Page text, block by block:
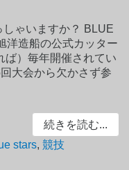
ゃいますか？ BLUE
洋造船の公式カッター
ば）毎年開催されてい
大会から欠かさず参
続きを読む...
stars,競技